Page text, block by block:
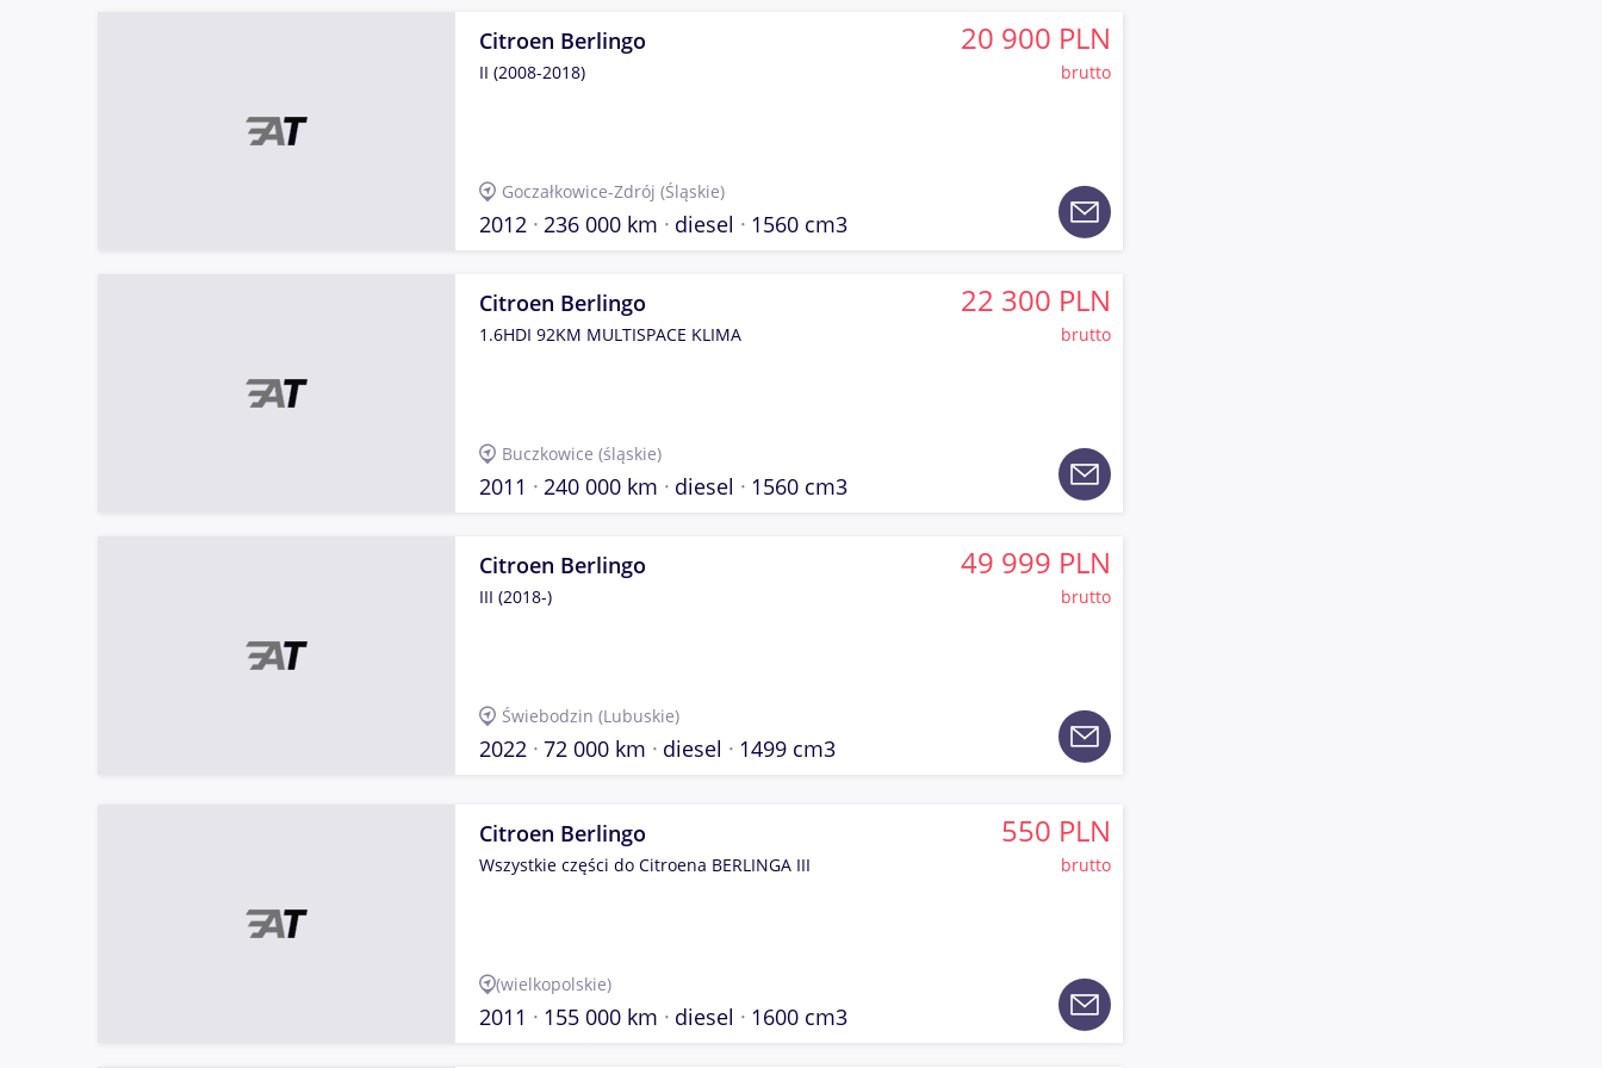
Citroen Berlingo
II (2008-2018)
20 900 PLN
brutto
Goczałkowice-Zdrój (Śląskie)
2012 236 000 km diesel 1560 cm3
Citroen Berlingo
1.6HDI 92KM MULTISPACE KLIMA
22 300 PLN
brutto
Buczkowice (śląskie)
2011 240 000 km diesel 1560 cm3
Citroen Berlingo
III (2018-)
49 999 PLN
brutto
Świebodzin (Lubuskie)
2022 72 000 km diesel 1499 cm3
Citroen Berlingo
Wszystkie części do Citroena BERLINGA III
550 PLN
brutto
(wielkopolskie)
2011 155 000 km diesel 1600 cm3